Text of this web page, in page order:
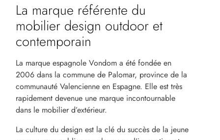
La marque référente du
mobilier design outdoor et
contemporain
La marque espagnole Vondom a été fondée en
2006 dans la commune de Palomar, province de la
communauté Valencienne en Espagne. Elle est très
rapidement devenue une marque incontournable
dans le mobilier d’extérieur.
La culture du design est la clé du succès de la jeune